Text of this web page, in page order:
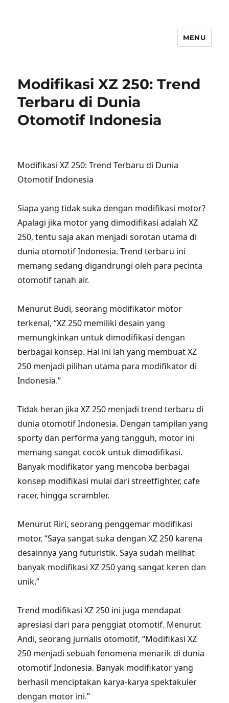
MENU
Modifikasi XZ 250: Trend
Terbaru di Dunia
Otomotif Indonesia
Modifikasi XZ 250: Trend Terbaru di Dunia
Otomotif Indonesia
Siapa yang tidak suka dengan modifikasi motor?
Apalagi jika motor yang dimodifikasi adalah XZ
250, tentu saja akan menjadi sorotan utama di
dunia otomotif Indonesia. Trend terbaru ini
memang sedang digandrungi oleh para pecinta
otomotif tanah air.
Menurut Budi, seorang modifikator motor
terkenal, “XZ 250 memiliki desain yang
memungkinkan untuk dimodifikasi dengan
berbagai konsep. Hal ini lah yang membuat XZ
250 menjadi pilihan utama para modifikator di
Indonesia.”
Tidak heran jika XZ 250 menjadi trend terbaru di
dunia otomotif Indonesia. Dengan tampilan yang
sporty dan performa yang tangguh, motor ini
memang sangat cocok untuk dimodifikasi.
Banyak modifikator yang mencoba berbagai
konsep modifikasi mulai dari streetfighter, cafe
racer, hingga scrambler.
Menurut Riri, seorang penggemar modifikasi
motor, “Saya sangat suka dengan XZ 250 karena
desainnya yang futuristik. Saya sudah melihat
banyak modifikasi XZ 250 yang sangat keren dan
unik.”
Trend modifikasi XZ 250 ini juga mendapat
apresiasi dari para penggiat otomotif. Menurut
Andi, seorang jurnalis otomotif, “Modifikasi XZ
250 menjadi sebuah fenomena menarik di dunia
otomotif Indonesia. Banyak modifikator yang
berhasil menciptakan karya-karya spektakuler
dengan motor ini.”